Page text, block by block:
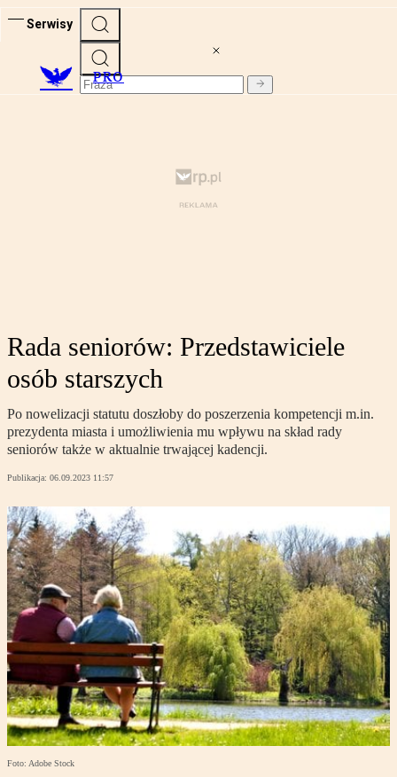
Serwisy
PRO
Rada seniorów: Przedstawiciele
osób starszych
Po nowelizacji statutu doszłoby do poszerzenia kompetencji m.in.
prezydenta miasta i umożliwienia mu wpływu na skład rady
seniorów także w aktualnie trwającej kadencji.
Publikacja: 06.09.2023 11:57
Foto: Adobe Stock